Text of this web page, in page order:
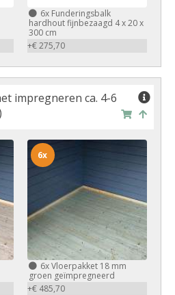
6xFunderingsbalk
hardhout fijnbezaagd 4 x 20 x
300 cm
+€ 275,70
impregneren ca. 4-6
6xVloerpakket 18 mm
groen geïmpregneerd
+€ 485,70
6x